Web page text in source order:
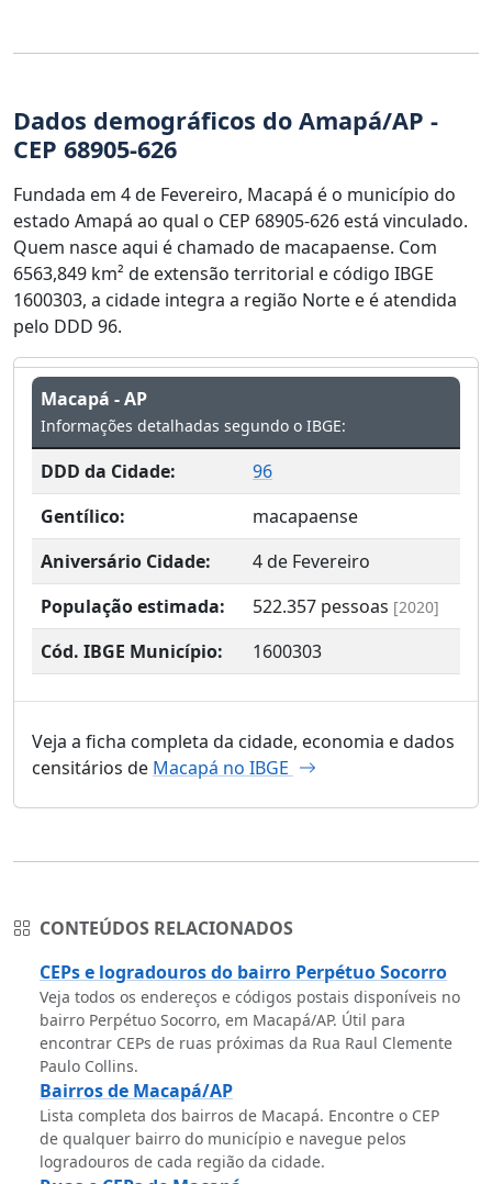
Dados demográficos do Amapá/AP -
CEP 68905-626
Fundada em 4 de Fevereiro, Macapá é o município do
estado Amapá ao qual o CEP 68905-626 está vinculado.
Quem nasce aqui é chamado de macapaense. Com
6563,849 km² de extensão territorial e código IBGE
1600303, a cidade integra a região Norte e é atendida
pelo DDD 96.
Macapá - AP
Informações detalhadas segundo o IBGE:
DDD da Cidade:
96
Gentílico:
macapaense
Aniversário Cidade:
4 de Fevereiro
População estimada:
522.357 pessoas [2020]
Cód. IBGE Município: 1600303
Veja a ficha completa da cidade, economia e dados
censitários de Macapá no IBGE
CONTEÚDOS RELACIONADOS
CEPs e logradouros do bairro Perpétuo Socorro
Veja todos os endereços e códigos postais disponíveis no
bairro Perpétuo Socorro, em Macapá/AP. Útil para
encontrar CEPs de ruas próximas da Rua Raul Clemente
Paulo Collins.
Bairros de Macapá/AP
Lista completa dos bairros de Macapá. Encontre o CEP
de qualquer bairro do município e navegue pelos
logradouros de cada região da cidade.